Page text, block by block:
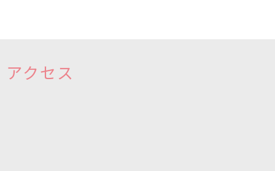
アクセス